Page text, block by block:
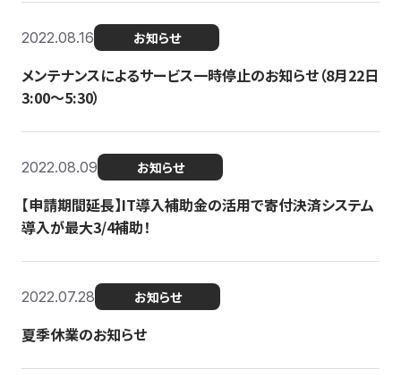
2022.08.16 お知らせ
メンテナンスによるサービス一時停止のお知らせ（8月22日
3:00〜5:30）
2022.08.09 お知らせ
【申請期間延長】IT導入補助金の活用で寄付決済システム
導入が最大3/4補助！
2022.07.28 お知らせ
夏季休業のお知らせ